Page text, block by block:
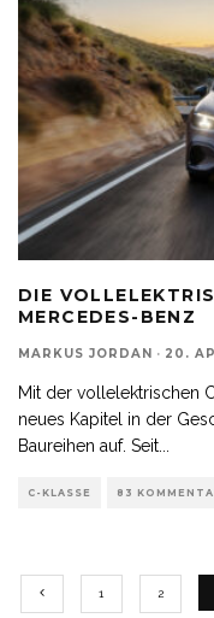
DIE
MERCEDES-BENZ
MARKUS JORDAN · 20.
Mit der vollelektrischen
neues Kapitel in der
Baureihen auf. Seit
C-KLASSE 83
1 2